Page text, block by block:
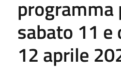
programma
sabato 11
12 aprile